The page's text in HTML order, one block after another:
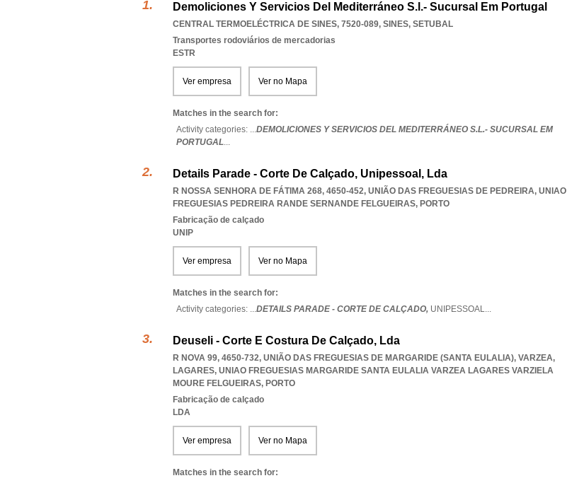
Demoliciones Y Servicios Del Mediterráneo S.l.- Sucursal Em Portugal
CENTRAL TERMOELÉCTRICA DE SINES, 7520-089, SINES, SETUBAL
Transportes rodoviários de mercadorias
ESTR
Ver empresa Ver no Mapa
Matches in the search for:
Activity categories: ...DEMOLICIONES Y SERVICIOS DEL MEDITERRÁNEO S.L.- SUCURSAL EM
PORTUGAL...
Details Parade - Corte De Calçado, Unipessoal, Lda
R NOSSA SENHORA DE FÁTIMA 268, 4650-452, UNIÃO DAS FREGUESIAS DE PEDREIRA, UNIAO
FREGUESIAS PEDREIRA RANDE SERNANDE FELGUEIRAS, PORTO
Fabricação de calçado
UNIP
Ver empresa Ver no Mapa
Matches in the search for:
Activity categories: ...DETAILS PARADE - CORTE DE CALÇADO, UNIPESSOAL...
Deuseli - Corte E Costura De Calçado, Lda
R NOVA 99, 4650-732, UNIÃO DAS FREGUESIAS DE MARGARIDE (SANTA EULALIA), VARZEA,
LAGARES, UNIAO FREGUESIAS MARGARIDE SANTA EULALIA VARZEA LAGARES VARZIELA
MOURE FELGUEIRAS, PORTO
Fabricação de calçado
LDA
Ver empresa Ver no Mapa
Matches in the search for: